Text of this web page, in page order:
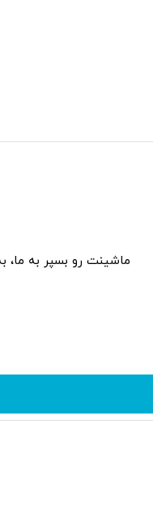
ماشینت رو بسپر به ما،